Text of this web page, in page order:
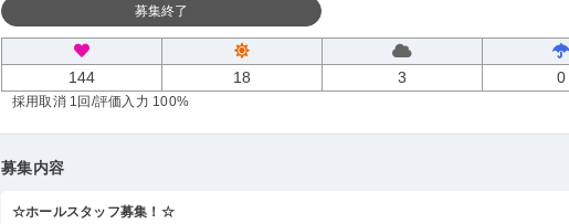
募集終了
144 18 3 0
採用取消 1回 /評価入力 100%
募集内容
☆ホールスタッフ募集！☆